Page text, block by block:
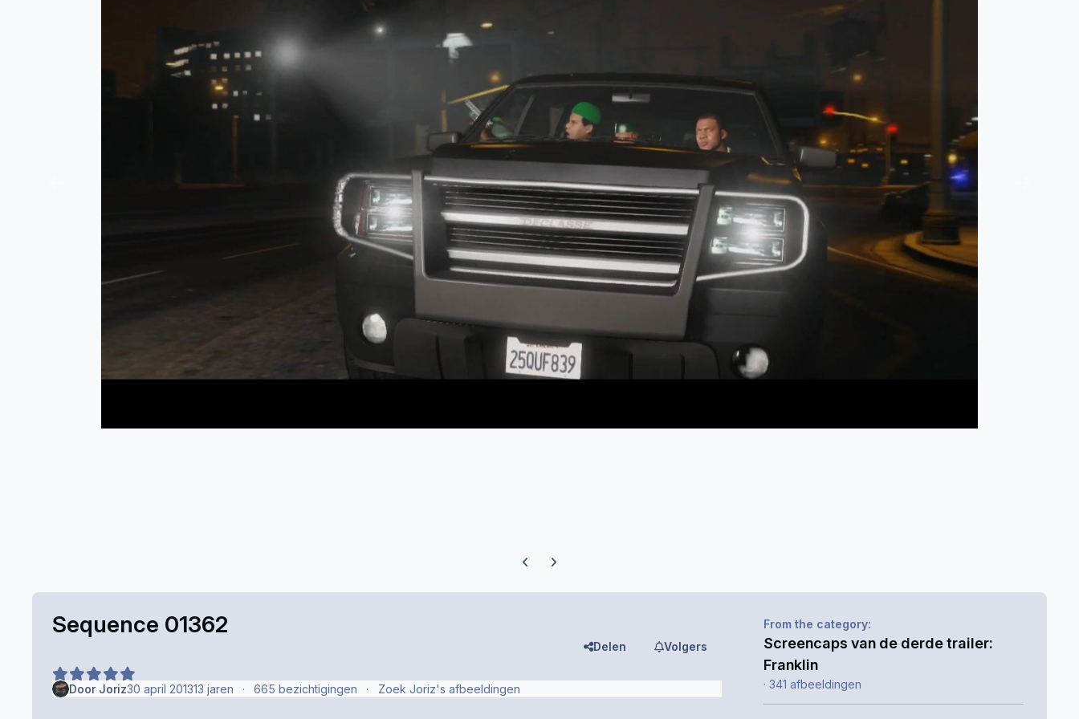
Previous carousel slide
Next carousel slide
Sequence 01362
Delen Volgers
Door Joriz30 april 201313 jaren 665 bezichtigingen Zoek Joriz's afbeeldingen
From the category:
Screencaps van de derde trailer:
Franklin
· 341 afbeeldingen